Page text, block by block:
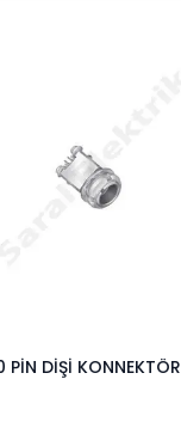
PİN DİŞİ KONNEKTÖR